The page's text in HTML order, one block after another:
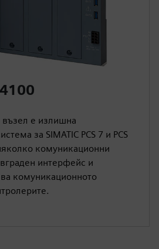
е излишна
за SIMATIC PCS 7 и PCS
комуникационни
интерфейс и
комуникационното